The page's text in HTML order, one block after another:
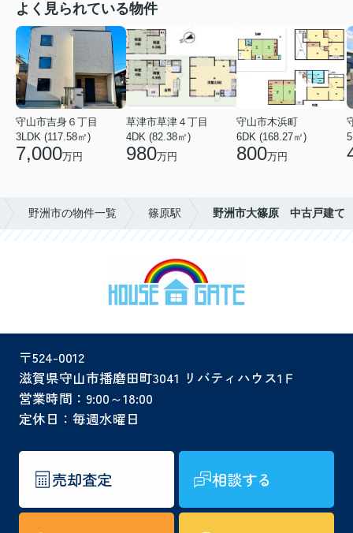
よく見られている物件
守山市吉身６丁目
3LDK (117.58㎡)
7,000万円
草津市草津４丁目
4DK (82.38㎡)
980万円
守山市木浜町
6DK (168.27㎡)
800万円
野洲市の物件一覧 篠原駅 野洲市大篠原 中古戸建て
〒524-0012
滋賀県守山市播磨田町3041 リバティハウス1Ｆ
営業時間：9:00～18:00
定休日：毎週水曜日
売却査定 相談する